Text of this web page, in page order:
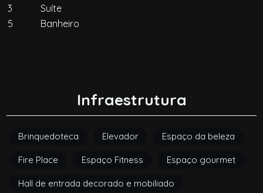
3
Suíte
5
Banheiro
Infraestrutura
Brinquedoteca Elevador Espaço da beleza
Fire Place Espaço Fitness Espaço gourmet
Hall de entrada decorado e mobiliado